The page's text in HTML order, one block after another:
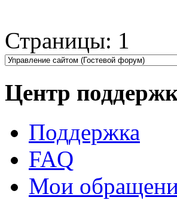
Страницы: 1
Центр
Поддержка
FAQ
Мои